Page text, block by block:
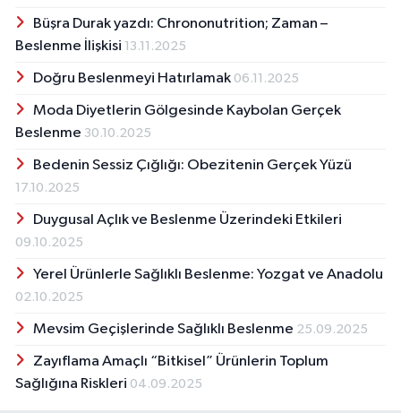
Büşra Durak yazdı: Chrononutrition; Zaman –
Beslenme İlişkisi 13.11.2025
Doğru Beslenmeyi Hatırlamak 06.11.2025
Moda Diyetlerin Gölgesinde Kaybolan Gerçek
Beslenme 30.10.2025
Bedenin Sessiz Çığlığı: Obezitenin Gerçek Yüzü
17.10.2025
Duygusal Açlık ve Beslenme Üzerindeki Etkileri
09.10.2025
Yerel Ürünlerle Sağlıklı Beslenme: Yozgat ve Anadolu
02.10.2025
Mevsim Geçişlerinde Sağlıklı Beslenme 25.09.2025
Zayıflama Amaçlı “Bitkisel” Ürünlerin Toplum
Sağlığına Riskleri 04.09.2025